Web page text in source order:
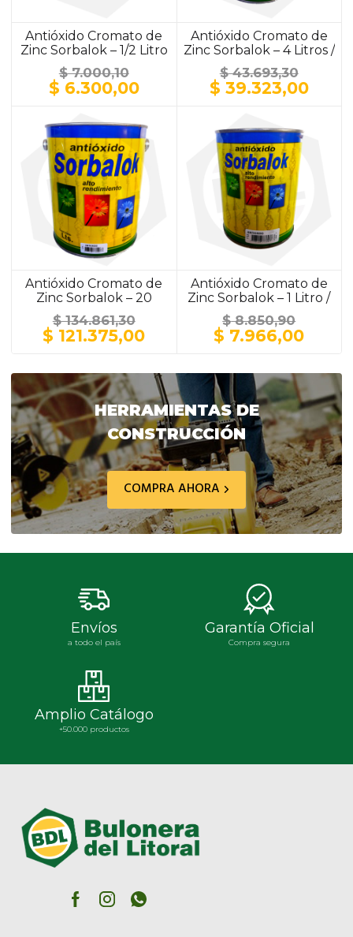
Antióxido Cromato de
Zinc Sorbalok – 1/2 Litro
/ ALUMINIO
$7.000,10
El
precio
original
era:
$ 7.000,10.
$ 6.300,00El
es:
$ 6.300,00.
Antióxido Cromato de
Zinc Sorbalok – 4 Litros /
$43.693,30
El
precio
era:
$ 43.693,30.
$ 39.323,00El
Antióxido Cromato de
Zinc Sorbalok – 20
Litros / GRIS
$134.861,30
El
precio
era:
$ 134.861,30.
$ 121.375,00El
es:
$ 121.375,00.
Antióxido Cromato de
Zinc Sorbalok – 1 Litro /
GRIS
$8.850,90
El
precio
era:
$ 8.850,90.
$ 7.966,00El
es:
$
HERRAMIENTAS DE
CONSTRUCCIÓN
COMPRA AHORA
Envíos
a todo el país
Garantía Oficial
Compra segura
Amplio Catálogo
+50.000 productos